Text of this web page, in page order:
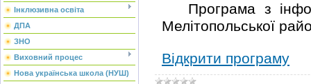
Інклюзивна освіта
ДПА
ЗНО
Виховний процес
Нова українська школа (НУШ)
Програма з
Мелітопольської
Відкрити програму